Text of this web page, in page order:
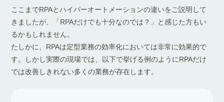
ここまでRPAとハイパーオートメーションの違いをご説明して
きましたが、「RPAだけでも十分なのでは？」と感じた方もい
るかもしれません。
たしかに、RPAは定型業務の効率化においては非常に効果的で
す。しかし実際の現場では、以下で挙げる例のようにRPAだけ
では改善しきれない多くの業務が存在します。